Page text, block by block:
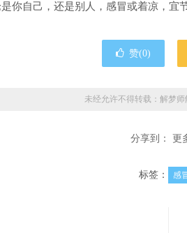
你自己，还是别人，感冒或着凉，宜
赞(0)
未经允许不得转载：解梦师
分享到： 更
标签： 感